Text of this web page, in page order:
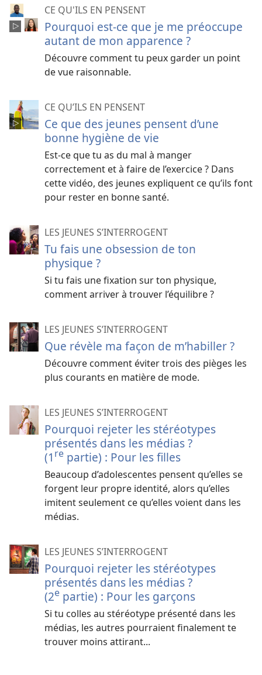
CE QU'ILS EN PENSENT
Pourquoi est-ce que je me préoccupe
autant de mon apparence ?
Découvre comment tu peux garder un point
de vue raisonnable.
CE QU’ILS EN PENSENT
Ce que des jeunes pensent d’une
bonne hygiène de vie
Est-ce que tu as du mal à manger
correctement et à faire de l’exercice ? Dans
cette vidéo, des jeunes expliquent ce qu’ils font
pour rester en bonne santé.
LES JEUNES S’INTERROGENT
Tu fais une obsession de ton
physique ?
Si tu fais une fixation sur ton physique,
comment arriver à trouver l’équilibre ?
LES JEUNES S’INTERROGENT
Que révèle ma façon de m’habiller ?
Découvre comment éviter trois des pièges les
plus courants en matière de mode.
LES JEUNES S’INTERROGENT
Pourquoi rejeter les stéréotypes
présentés dans les médias ?
(1 re partie) : Pour les filles
Beaucoup d’adolescentes pensent qu’elles se
forgent leur propre identité, alors qu’elles
imitent seulement ce qu’elles voient dans les
médias.
LES JEUNES S’INTERROGENT
Pourquoi rejeter les stéréotypes
présentés dans les médias ?
(2e partie) : Pour les garçons
Si tu colles au stéréotype présenté dans les
médias, les autres pourraient finalement te
trouver moins attirant...